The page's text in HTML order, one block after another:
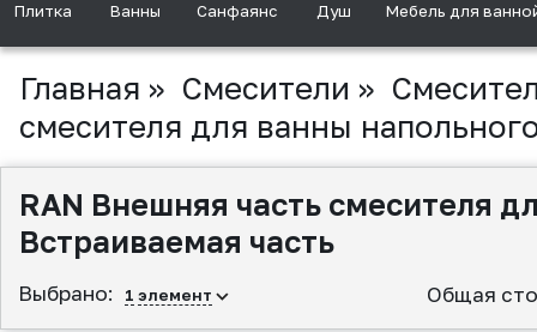
Плитка Ванны Санфаянс Душ Мебель для
Главная » Смесители »
смесителя для ванны
RAN Внешняя часть смесителя
Встраиваемая часть
Выбрано: 1 элемент Общая